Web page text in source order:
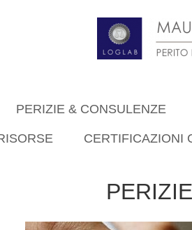
PERIZIE & CONSULENZE
CERTIFICAZIONI